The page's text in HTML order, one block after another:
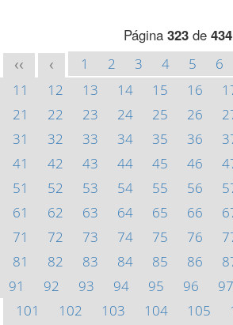
Página 323de 434
<< < 1 2 3 4 5 6
11
12 13 14 15 16
21
22 23 24 25 26
31
32 33 34 35 36
41
42 43 44 45 46
51
52 53 54 55 56
61
62 63 64 65 66
71
72 73 74 75 76
81
82 83 84 85 86
91
92 93 94 95 96 97
101
102 103 104 105